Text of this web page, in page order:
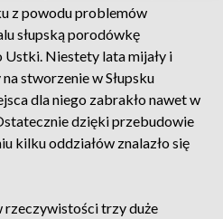
z powodu problemów
słupską porodówkę
Ustki. Niestety lata mijały i
stworzenie w Słupsku
dla niego zabrakło nawet w
dzięki przebudowie
kilku oddziałów znalazło się
rzeczywistości trzy duże